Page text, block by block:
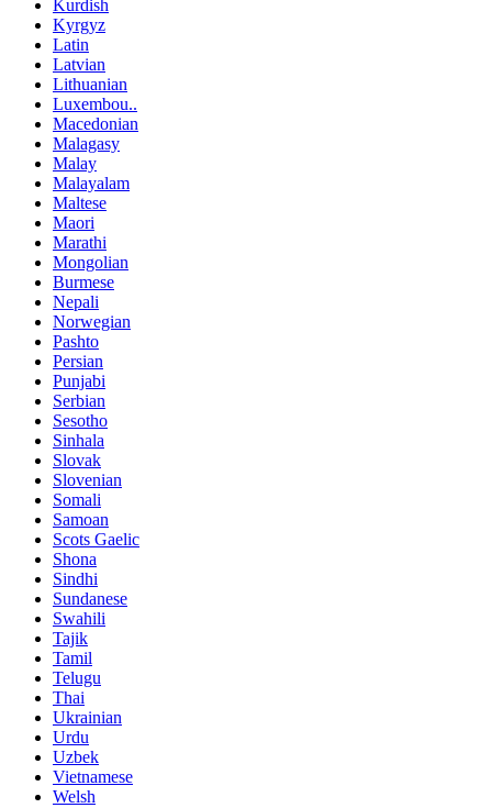
Kurdish
Kyrgyz
Latin
Latvian
Lithuanian
Luxembou..
Macedonian
Malagasy
Malay
Malayalam
Maltese
Maori
Marathi
Mongolian
Burmese
Nepali
Norwegian
Pashto
Persian
Punjabi
Serbian
Sesotho
Sinhala
Slovak
Slovenian
Somali
Samoan
Scots Gaelic
Shona
Sindhi
Sundanese
Swahili
Tajik
Tamil
Telugu
Thai
Ukrainian
Urdu
Uzbek
Vietnamese
Welsh